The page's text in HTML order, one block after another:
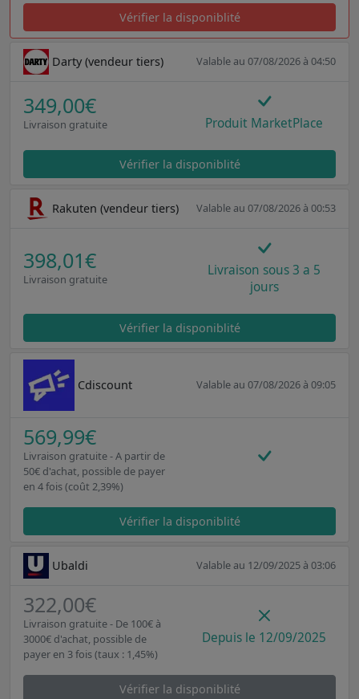
Vérifier la disponiblité
Darty (vendeur tiers) Valable au 07/08/2026 à 04:50
349,00€
Livraison gratuite Produit MarketPlace
Vérifier la disponiblité
Rakuten (vendeur tiers) Valable au 07/08/2026 à 00:53
398,01€
Livraison gratuite
Livraison sous 3 a 5
jours
Vérifier la disponiblité
Cdiscount Valable au 07/08/2026 à 09:05
569,99€
Livraison gratuite - A partir de
50€ d'achat, possible de payer
en 4 fois (coût 2,39%)
Vérifier la disponiblité
Ubaldi Valable au 12/09/2025 à 03:06
322,00€
Livraison gratuite - De 100€ à
3000€ d'achat, possible de
payer en 3 fois (taux : 1,45%)
Depuis le 12/09/2025
Vérifier la disponiblité